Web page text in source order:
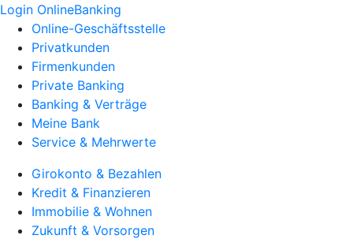
Login OnlineBanking
Online-Geschäftsstelle
Privatkunden
Firmenkunden
Private Banking
Banking & Verträge
Meine Bank
Service & Mehrwerte
Girokonto & Bezahlen
Kredit & Finanzieren
Immobilie & Wohnen
Zukunft & Vorsorgen